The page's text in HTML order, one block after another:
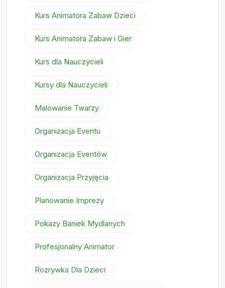
Kurs Animatora Zabaw Dzieci
Kurs Animatora Zabaw i Gier
Kurs dla Nauczycieli
Kursy dla Nauczycieli
Malowanie Twarzy
Organizacja Eventu
Organizacja Eventów
Organizacja Przyjęcia
Planowanie Imprezy
Pokazy Baniek Mydlanych
Profesjonalny Animator
Rozrywka Dla Dzieci